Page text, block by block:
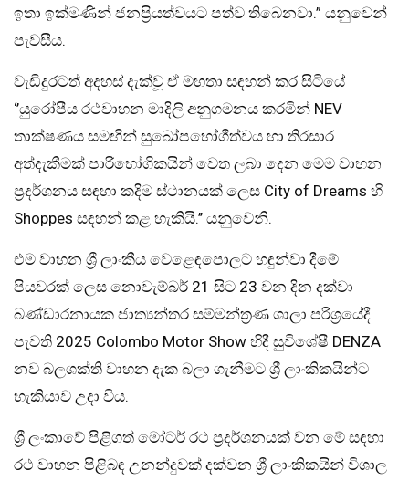
ඉතා ඉක්මණින් ජනප්‍රියත්වයට පත්ව තිබෙනවා.” යනුවෙන්
පැවසීය.
වැඩිදුරටත් අදහස් දැක්වූ ඒ මහතා සඳහන් කර සිටියේ
‘’යුරෝපීය රථවාහන මාදිලි අනුගමනය කරමින් NEV
තාක්ෂණය සමඟින් සුඛෝපභෝගීත්වය හා තිරසාර
අත්දැකීමක් පාරිභෝගිකයින් වෙත ලබා දෙන මෙම වාහන
ප්‍රදර්ශනය සඳහා කදිම ස්ථානයක් ලෙස City of Dreams හි
Shoppes සඳහන් කළ හැකියි.’’ යනුවෙනි.
එම වාහන ශ්‍රී ලාංකීය වෙළෙඳපොලට හඳුන්වා දීමේ
පියවරක් ලෙස නොවැම්බර් 21 සිට 23 වන දින දක්වා
බණ්ඩාරනායක ජාත්‍යන්තර සම්මන්ත්‍රණ ශාලා පරිශ්‍රයේදී
පැවති 2025 Colombo Motor Show හිදී සුවිශේෂී DENZA
නව බලශක්ති වාහන දැක බලා ගැනීමට ශ්‍රී ලාංකිකයින්ට
හැකියාව උදා විය.
ශ්‍රී ලංකාවේ පිළිගත් මෝටර් රථ ප්‍රදර්ශනයක් වන මේ සඳහා
රථ වාහන පිළිබඳ උනන්දුවක් දක්වන ශ්‍රී ලාංකිකයින් විශාල